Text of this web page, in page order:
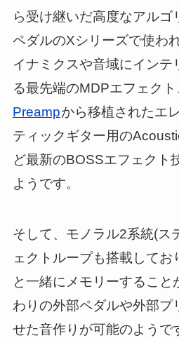
ら受け継いだ高度なアルゴ
ペダルのXシリーズで使わ
イナミクスや音域にインテ
る最先端のMDPエフェクト
Preampから移植されたエ
ティックギター用の
ど最新のBOSSエフェクト
ようです。
そして、モノラル2系統(ス
ェクトループも搭載してお
と一緒にメモリーすること
わりの外部ペダルや外部プ
せた音作りが可能のようで